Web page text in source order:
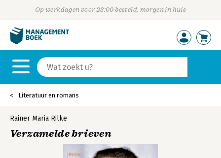
Op werkdagen voor 23:00 besteld, morgen in huis
Literatuur en romans
Rainer Maria Rilke
Verzamelde brieven